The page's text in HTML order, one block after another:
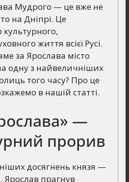
Мудрого — це вже не
на Дніпрі. Це
життя всієї Русі.
за Ярослава місто
одну з найвеличніших
того часу? Про це
в нашій статті.
—
прорив
досягнень князя —
Ярослав прагнув